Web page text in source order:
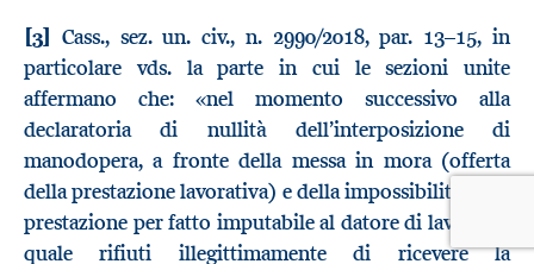
[3] Cass., sez. un. civ., n. 2990/2018, par. 13–15, in
particolare vds. la parte in cui le sezioni unite
affermano che: «nel momento successivo alla
declaratoria di nullità dell’interposizione di
manodopera, a fronte della messa in mora (offerta
della prestazione lavorativa) e della impossibilità della
prestazione per fatto imputabile al datore di lavoro (il
quale rifiuti illegittimamente di ricevere la